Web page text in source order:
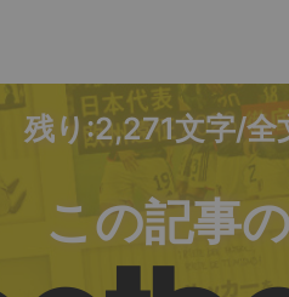
残り:2,271文字/全
この記事